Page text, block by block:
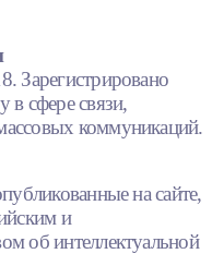
в сфере связи,
коммуникаций.
на сайте,
и
об интеллектуальной